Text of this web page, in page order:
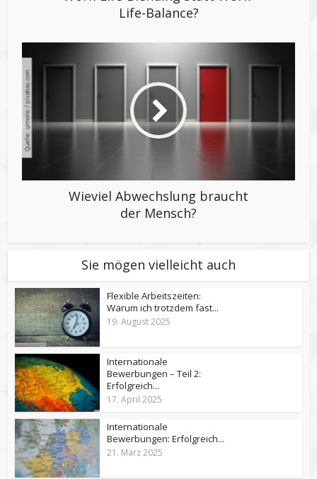
Life-Balance?
Wieviel Abwechslung braucht
der Mensch?
Sie mögen vielleicht auch
Flexible Arbeitszeiten:
Warum ich trotzdem fast...
19. August 2025
Internationale
Bewerbungen – Teil 2:
Erfolgreich...
17. April 2025
Internationale
Bewerbungen: Erfolgreich...
21. März 2025